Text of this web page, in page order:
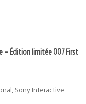
– Édition limitée 007 First
Sony Interactive